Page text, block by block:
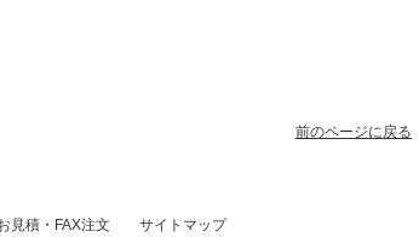
前のページに戻る
見積・FAX注文 サイトマップ